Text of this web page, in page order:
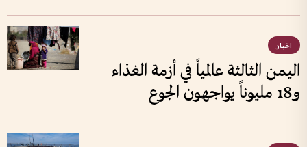
اخبار
اليمن الثالثة عالمياً في أزمة الغذاء
و18 مليوناً يواجهون الجوع